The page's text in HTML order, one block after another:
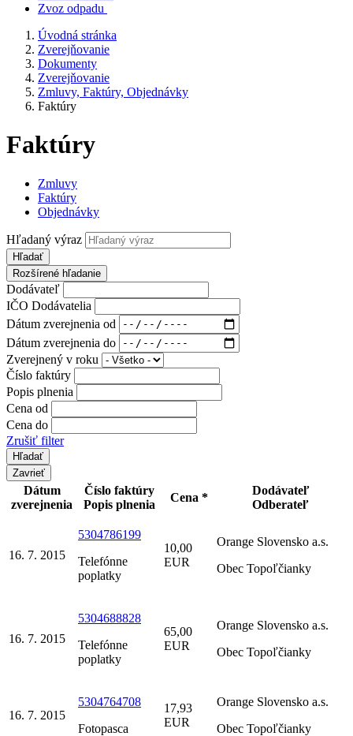
Zvoz odpadu
Úvodná stránka
Zverejňovanie
Dokumenty
Zverejňovanie
Zmluvy, Faktúry, Objednávky
Faktúry
Faktúry
Zmluvy
Faktúry
Objednávky
Hľadaný výraz
Hľadať
Rozšírené hľadanie
Dodávateľ
IČO Dodávatelia
Dátum zverejnenia od
Dátum zverejnenia do
Zverejnený v roku
Číslo faktúry
Popis plnenia
Cena od
Cena do
Zrušiť filter
Zavrieť
Dátum
zverejnenia
Číslo faktúry
Popis plnenia
Cena *
Dodávateľ
Odberateľ
16. 7. 2015
5304786199
Telefónne
poplatky
10,00
EUR
Orange Slovensko a.s.
Obec Topoľčianky
16. 7. 2015
5304688828
Telefónne
poplatky
65,00
EUR
Orange Slovensko a.s.
Obec Topoľčianky
16. 7. 2015
5304764708
Fotopasca
17,93
EUR
Orange Slovensko a.s.
Obec Topoľčianky